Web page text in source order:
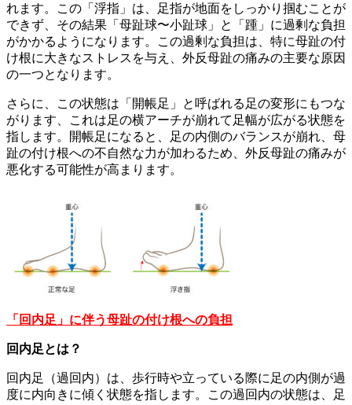
れます。この「浮指」は、足指が地面をしっかり掴むことが
できず、その結果「母趾球〜小趾球」と「踵」に過剰な負担
がかかるようになります。この過剰な負担は、特に母趾の付
け根に大きなストレスを与え、外反母趾の痛みの主要な原因
の一つとなります。
さらに、この状態は「開帳足」と呼ばれる足の変形にもつな
がります、これは足の横アーチが崩れて足幅が広がる状態を
指します。開帳足になると、足の内側のバランスが崩れ、母
趾の付け根への不自然な力が加わるため、外反母趾の痛みが
悪化する可能性が高まります。
「回内足」に伴う母趾の付け根への負担
回内足とは？
回内足（過回内）は、歩行時や立っている際に足の内側が過
度に内向きに傾く状態を指します。この過回内の状態は、足